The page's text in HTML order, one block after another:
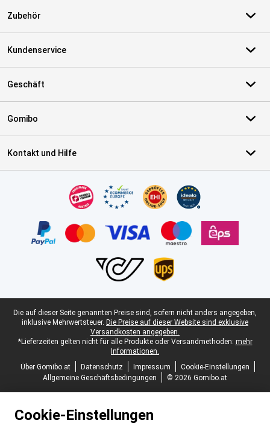
Zubehör
Kundenservice
Geschäft
Gomibo
Kontakt und Hilfe
Juristische Fußzeile
Die auf dieser Seite genannten Preise sind, sofern nicht anders angegeben,
inklusive Mehrwertsteuer. Die Preise auf dieser Website sind exklusive
Versandkosten angegeben.
*Lieferzeiten gelten nicht für alle Produkte oder Versandmethoden: mehr
Informationen.
Über Gomibo.at
Datenschutz Impressum
Cookie-Einstellungen
Allgemeine Geschäftsbedingungen
© 2026 Gomibo.at
Cookie-Einstellungen